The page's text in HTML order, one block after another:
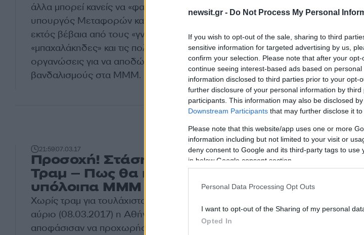
newsit.gr - Do Not Process My Personal
If you wish to opt-out of the sale, sharing to third
sensitive information for targeted advertising by us,
confirm your selection. Please note that after your
continue seeing interest-based ads based on
information disclosed to third parties prior to your opt-
further disclosure of your personal information by third
participants. This information may also be disclosed
Downstream Participants that may further disclose it
Please note that this website/app uses one or more
information including but not limited to your visit or
deny consent to Google and its third-party tags to
in below Google consent section.
Personal Data Processing Opt Outs
I want to opt-out of the Sharing of my personal
Opted In
άλλα μπορεί κανείς να «φανταστεί» επιστράτευσε ο
υπουργός Μεταφορών και Υποδομών Χρήστος Σπίρτζης
εκτός βέβαια από τους «γνωστούς… αγνώστους», τους
«μπαχαλάκηδες» και τις πολιτικοκοινωνικές ακτιβιστικές
οργανώσεις για να αποδώσει την ευθύνη για τους
βανδαλισμούς στα ΜΜΜ.
21:5907.03.17
Προσοχή! Στάση εργασίας στο
Τραμ – Πως θα κινηθούν τα
υπόλοιπα ΜΜΜ
Χωρίς τραμ για τουλάχιστον τέσσερις ώρες θα μείνει
αύριο (08.03.2017) η Αθήνα! Οι εργαζόμενοι
αποφάσισαν να προχωρήσουν σε στάση εργασίας.